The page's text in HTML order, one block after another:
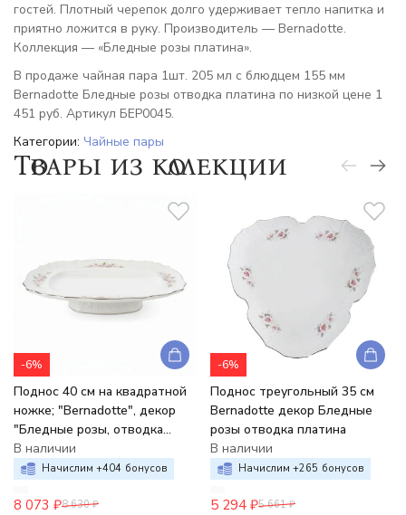
гостей. Плотный черепок долго удерживает тепло напитка и
приятно ложится в руку. Производитель — Bernadotte.
Коллекция — «Бледные розы платина».
В продаже чайная пара 1шт. 205 мл с блюдцем 155 мм
Bernadotte Бледные розы отводка платина по низкой цене 1
451 руб. Артикул БЕР0045.
Категории: Чайные пары
Товары из коллекции
-6%
Поднос 40 см на квадратной
ножке; "Bernadotte", декор
"Бледные розы, отводка
платина",
В наличии
Начислим +404 бонусов
8 073 ₽8 630 ₽
-6%
Поднос треугольный 35 см
Bernadotte декор Бледные
розы отводка платина
В наличии
Начислим +265 бонусов
5 294 ₽5 661 ₽